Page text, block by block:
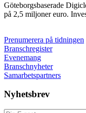
Göteborgsbaserade
på 2,5 miljoner euro.
Prenumerera på tidningen
Branschregister
Evenemang
Branschnyheter
Samarbetspartners
Nyhetsbrev